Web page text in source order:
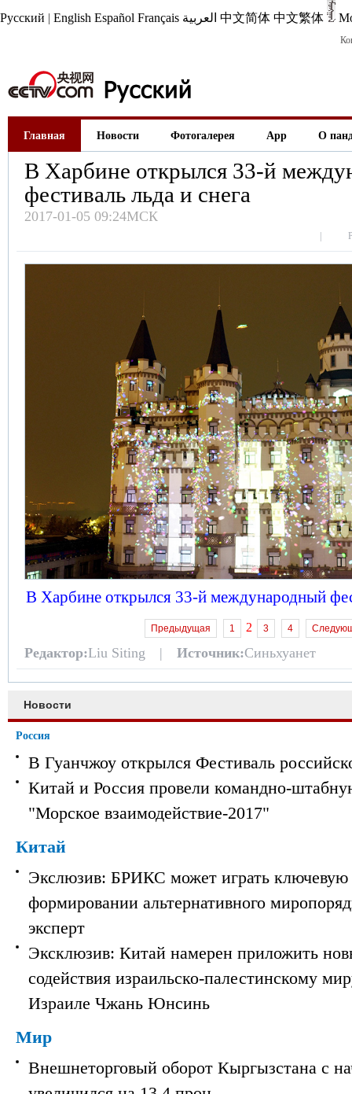
Русский | English Español Français العربية 中文简体 中文繁体
Главная Новости Фотогалерея App О
В Харбине открылся 33-й
фестиваль льда и снега
2017-01-05 09:24МСК
В Харбине открылся 33-й международный
Предыдущая 1 2 3 4
Редактор:Liu Siting | Источник:Синьхуанет
Новости
Россия
В Гуанчжоу открылся Фестиваль
Китай и Россия провели командно-
"Морское взаимодействие-2017"
Китай
Экслюзив: БРИКС может играть ключевую
формировании альтернативного
эксперт
Эксклюзив: Китай намерен приложить
содействия израильско-палестинскому
Израиле Чжань Юнсинь
Мир
Внешнеторговый оборот Кыргызстана с